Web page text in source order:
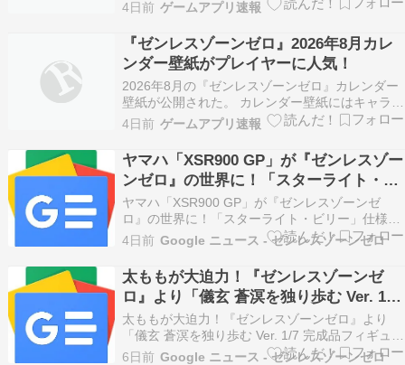
ド。 DLリンク：https://hoyo.link/RwqkmenHA
『…
4日前 ゲームアプリ速報
『ゼンレスゾーンゼロ』2026年8月カレ
ンダー壁紙がプレイヤーに人気！
2026年8月の『ゼンレスゾーンゼロ』カレンダー
壁紙が公開された。 カレンダー壁紙にはキャラク
ターたちが描かれ、会話風のキャプションがつけ
られている。 カレンダー壁紙のダウンロードリン
クにはスマホ用とデスクトップ用の壁紙…
4日前 ゲームアプリ速報
ヤマハ「XSR900 GP」が『ゼンレスゾー
ンゼロ』の世界に！「スターライト・ビ
リー」仕様の実車を秋葉原で公開中！ -
Motor Fan
ヤマハ「XSR900 GP」が『ゼンレスゾーンゼ
ロ』の世界に！「スターライト・ビリー」仕様の
実車を秋葉原で公開中！ Motor Fan
4日前 Google ニュース - ゼンレスゾーンゼロ
太ももが大迫力！『ゼンレスゾーンゼ
ロ』より「儀玄 蒼溟を独り歩む Ver. 1/7
完成品フィギュア」が予約受付中 4枚目
の写真・画像 - インサイド
太ももが大迫力！『ゼンレスゾーンゼロ』より
「儀玄 蒼溟を独り歩む Ver. 1/7 完成品フィギュ
ア」が予約受付中 4枚目の写真・画像 インサイド
6日前 Google ニュース - ゼンレスゾーンゼロ